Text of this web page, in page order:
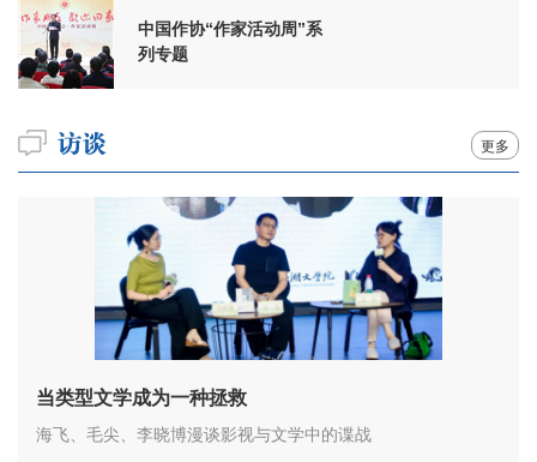
中国作协“作家活动周”系
列专题
更多
当类型文学成为一种拯救
海飞、毛尖、李晓博漫谈影视与文学中的谍战